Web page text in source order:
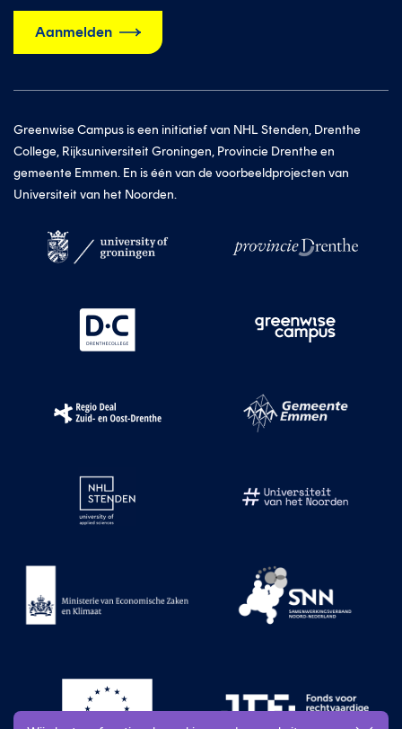
Aanmelden
Greenwise Campus is een initiatief van NHL Stenden, Drenthe
College, Rijksuniversiteit Groningen, Provincie Drenthe en
gemeente Emmen. En is één van de voorbeeldprojecten van
Universiteit van het Noorden.